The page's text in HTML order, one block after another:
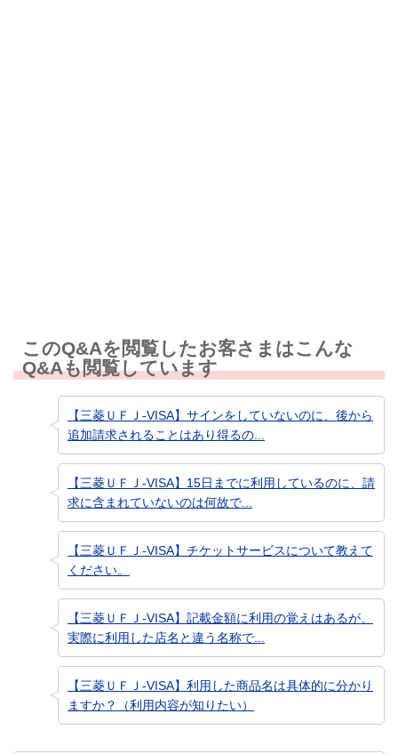
このQ&Aを閲覧したお客さまはこんな
Q&Aも閲覧しています
【三菱ＵＦＪ-VISA】サインをしていないのに、後から
追加請求されることはあり得るの...
【三菱ＵＦＪ-VISA】15日までに利用しているのに、請
求に含まれていないのは何故で...
【三菱ＵＦＪ-VISA】チケットサービスについて教えて
ください。
【三菱ＵＦＪ-VISA】記載金額に利用の覚えはあるが、
実際に利用した店名と違う名称で...
【三菱ＵＦＪ-VISA】利用した商品名は具体的に分かり
ますか？（利用内容が知りたい）